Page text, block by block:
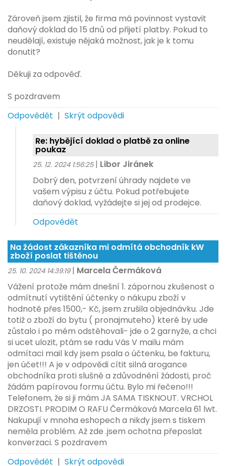
Zároveň jsem zjistil, že firma má povinnost vystavit
daňový doklad do 15 dnů od přijetí platby. Pokud to
neudělají, existuje nějaká možnost, jak je k tomu
donutit?
Děkuji za odpověď.
S pozdravem
Odpovědět | Skrýt odpovědi
Re: hybějící doklad o platbě za online
poukaz
25. 12. 2024 1:56:25 | Libor Jiránek
Dobrý den, potvrzení úhrady najdete ve
vašem výpisu z účtu. Pokud potřebujete
daňový doklad, vyžádejte si jej od prodejce.
Odpovědět
Na žádost zákazníka mi odmítá obchodník kW
zboží poslat tištěnou
25. 10. 2024 14:39:19 | Marcela Čermáková
Vážení protože mám dnešní 1. zápornou zkušenost o
odmítnutí vytištění účtenky o nákupu zboží v
hodnotě přes 1500,- Kč, jsem zrušila objednávku. Jde
totiž o zboží do bytu ( pronajmuteho) které by ude
zůstalo i po mém odstěhovali- jde o 2 garnyže, a chci
si ucet ulozit, ptám se radu Vás V mailu mám
odmítaci mail kdy jsem psala o účtenku, be fakturu,
jen účet!!! A je v odpovědi cítit silná arogance
obchodníka proti slušně a zdůvodnění žádosti, proč
žádám papírovou formu účtu. Bylo mi řečeno!!!
Telefonem, že si ji mám JA SAMA TISKNOUT. VRCHOL
DRZOSTI. PRODIM O RAFU Čermáková Marcela 61 lwt.
Nakupují v mnoha eshopech a nikdy jsem s tiskem
neměla problém. Až zde .jsem ochotna přeposlat
konverzaci. S pozdravem
Odpovědět | Skrýt odpovědi